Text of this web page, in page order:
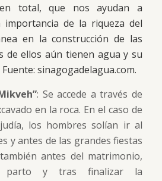
total, que nos ayudan a
importancia de la riqueza del
en la construcción de las
de ellos aún tienen agua y su
sinagogadelagua.com.
: Se accede a través de
en la roca. En el caso de
los hombres solían ir al
y antes de las grandes fiestas
antes del matrimonio,
parto y tras finalizar la